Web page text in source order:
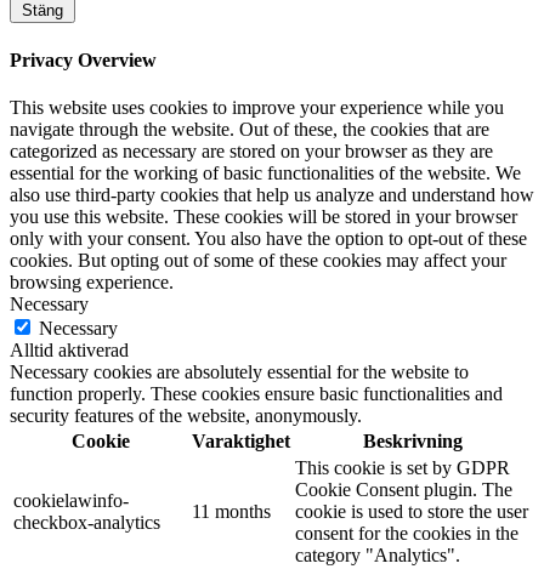
Stäng
Privacy Overview
This website uses cookies to improve your experience while you
navigate through the website. Out of these, the cookies that are
categorized as necessary are stored on your browser as they are
essential for the working of basic functionalities of the website. We
also use third-party cookies that help us analyze and understand how
you use this website. These cookies will be stored in your browser
only with your consent. You also have the option to opt-out of these
cookies. But opting out of some of these cookies may affect your
browsing experience.
Necessary
Necessary
Alltid aktiverad
Necessary cookies are absolutely essential for the website to
function properly. These cookies ensure basic functionalities and
security features of the website, anonymously.
Cookie
Varaktighet Beskrivning
cookielawinfo-
checkbox-analytics
11 months
This cookie is set by GDPR
Cookie Consent plugin. The
cookie is used to store the user
consent for the cookies in the
category "Analytics".